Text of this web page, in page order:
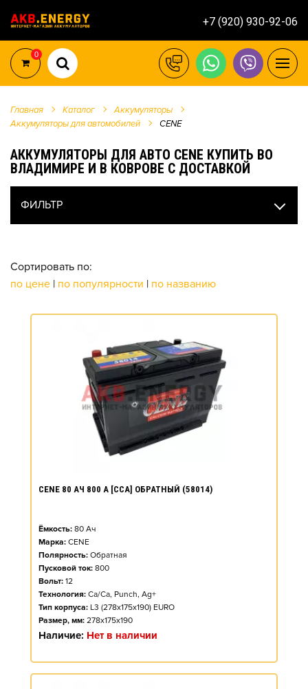
+7 (920) 930-92-06
0
Главная Каталог
Аккумуляторы
Аккумуляторы для автомобилей
CENE
АККУМУЛЯТОРЫ ДЛЯ АВТО CENE КУПИТЬ ВО
ВЛАДИМИРЕ И В КОВРОВЕ С ДОСТАВКОЙ
ФИЛЬТР
Сортировать по:
по цене | по популярности | по названию
CENE 80 АЧ 800 А [CCA] ОБРАТНЫЙ (58014)
Ёмкость: 80 Ач
Марка: CENE
Полярность: Обратная
Пусковой ток: 800
Вольт: 12
Технология: Ca/Ca, Punch, Ag+
Тип корпуса: L3 (278x175x190) EURO
Размер, мм: 278x175x190
Наличие: Нет в наличии